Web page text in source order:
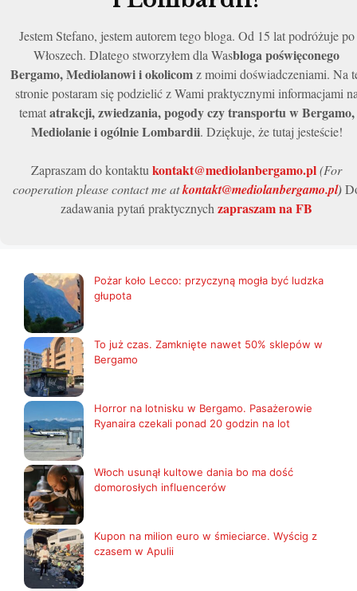
Jestem Stefano, jestem autorem tego bloga. Od 15 lat podróżuje po
Włoszech. Dlatego stworzyłem dla Wasbloga poświęconego
Bergamo, Mediolanowi i okolicomz moimi doświadczeniami. Na
stronie postaram się podzielić z Wami praktycznymi informacjami
tematatrakcji, zwiedzania, pogody czy transportu w Bergamo,
Mediolanie i ogólnie Lombardii. Dziękuje, że tutaj jesteście!
Zapraszam do kontaktu kontakt@mediolanbergamo.pl(For
cooperation please contact me atkontakt@mediolanbergamo.pl)
zadawania pytań praktycznych zapraszam na FB
Pożar koło Lecco: przyczyną mogła być ludzka
głupota
To już czas. Zamknięte nawet 50% sklepów w
Bergamo
Horror na lotnisku w Bergamo. Pasażerowie
Ryanaira czekali ponad 20 godzin na lot
Włoch usunął kultowe dania bo ma dość
domorosłych influencerów
Kupon na milion euro w śmieciarce. Wyścig z
czasem w Apulii